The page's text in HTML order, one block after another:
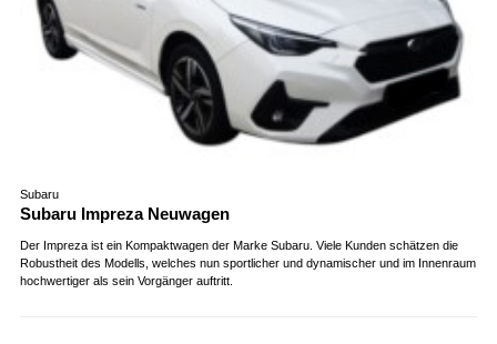
Subaru
Subaru Impreza Neuwagen
Der Impreza ist ein Kompaktwagen der Marke Subaru. Viele Kunden schätzen die
Robustheit des Modells, welches nun sportlicher und dynamischer und im Innenraum
hochwertiger als sein Vorgänger auftritt.